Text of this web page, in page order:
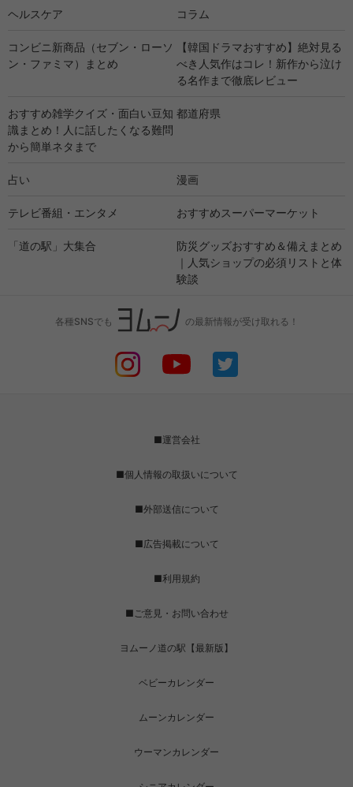
ヘルスケア コラム
コンビニ新商品（セブン・ローソ
ン・ファミマ）まとめ
【韓国ドラマおすすめ】絶対見る
べき人気作はコレ！新作から泣け
る名作まで徹底レビュー
おすすめ雑学クイズ・面白い豆知
識まとめ！人に話したくなる難問
から簡単ネタまで
都道府県
占い 漫画
テレビ番組・エンタメ おすすめスーパーマーケット
「道の駅」大集合
防災グッズおすすめ＆備えまとめ
｜人気ショップの必須リストと体
験談
各種SNSでも の最新情報が受け取れる！
■運営会社
■個人情報の取扱いについて
■外部送信について
■広告掲載について
■利用規約
■ご意見・お問い合わせ
ヨムーノ道の駅【最新版】
ベビーカレンダー
ムーンカレンダー
ウーマンカレンダー